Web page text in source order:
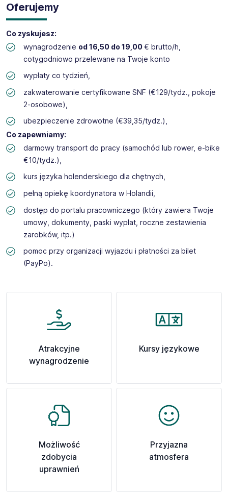
Oferujemy
Co zyskujesz:
wynagrodzenie od 16,50 do 19,00€ brutto/h,
cotygodniowo przelewane na Twoje konto
wypłaty co tydzień,
zakwaterowanie certyfikowane SNF (€129/tydz., pokoje
2-osobowe),
ubezpieczenie zdrowotne (€39,35/tydz.),
Co zapewniamy:
darmowy transport do pracy (samochód lub rower, e-bike
€10/tydz.),
kurs języka holenderskiego dla chętnych,
pełną opiekę koordynatora w Holandii,
dostęp do portalu pracowniczego (który zawiera Twoje
umowy, dokumenty, paski wypłat, roczne zestawienia
zarobków, itp.)
pomoc przy organizacji wyjazdu i płatności za bilet
(PayPo).
Atrakcyjne
wynagrodzenie
Kursy językowe
Możliwość
zdobycia
uprawnień
Przyjazna
atmosfera